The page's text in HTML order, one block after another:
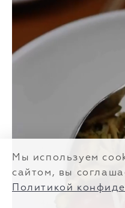
Мы используем
сайтом, вы
Политикой